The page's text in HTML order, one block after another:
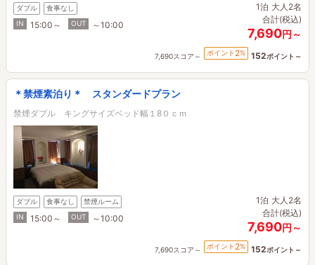
ダブル
食事なし
IN
15:00～ OUT ～10:00
1泊 大人2名
合計(税込)
7,690円～
7,690スコア～ ポイント 2% 152ポイント～
＊禁煙素泊り＊ スタンダードプラン
禁煙ダブル キングサイズベッド幅１8０ｃｍ
ダブル 食事なし
禁煙ルーム
IN
15:00～ OUT ～10:00
1泊 大人2名
合計(税込)
7,690円～
7,690スコア～ ポイント 2% 152ポイント～